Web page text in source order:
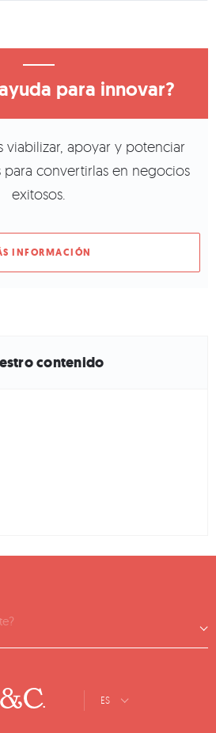
para innovar?
viabilizar, apoyar y potenciar
para convertirlas en negocios
exitosos.
INFORMACIÓN
contenido
ES